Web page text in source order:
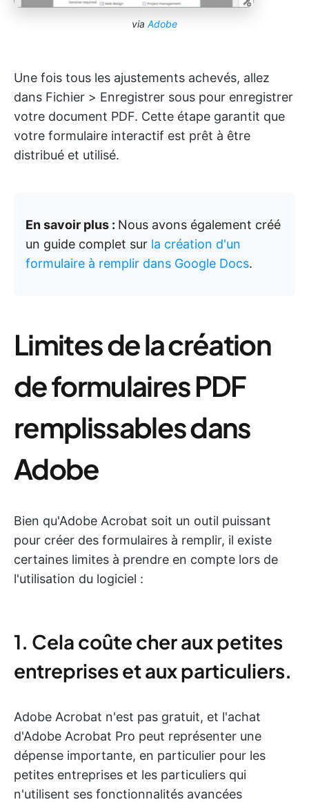
via Adobe
Une fois tous les ajustements achevés, allez
dans Fichier > Enregistrer sous pour enregistrer
votre document PDF. Cette étape garantit que
votre formulaire interactif est prêt à être
distribué et utilisé.
En savoir plus : Nous avons également créé
un guide complet sur la création d'un
formulaire à remplir dans Google Docs.
Limites de la création
de formulaires PDF
remplissables dans
Adobe
Bien qu'Adobe Acrobat soit un outil puissant
pour créer des formulaires à remplir, il existe
certaines limites à prendre en compte lors de
l'utilisation du logiciel :
1. Cela coûte cher aux petites
entreprises et aux particuliers.
Adobe Acrobat n'est pas gratuit, et l'achat
d'Adobe Acrobat Pro peut représenter une
dépense importante, en particulier pour les
petites entreprises et les particuliers qui
n'utilisent ses fonctionnalités avancées